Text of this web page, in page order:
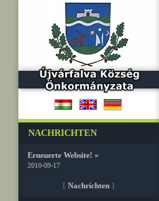
NACHRICHTEN
Erneuerte Website! »
2010-09-17
[ Nachrichten]